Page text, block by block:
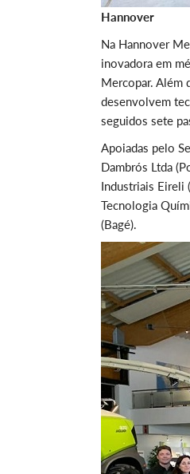
Hannover
Na Hannover
inovadora em
Mercopar. Além
desenvolvem
seguidos sete
Apoiadas pelo
Dambrós Ltda
Industriais Eireli
Tecnologia
(Bagé).